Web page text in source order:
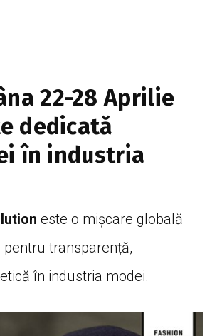
22-28 Aprilie
dedicată
în industria
este o mișcare globală
transparență,
în industria modei.